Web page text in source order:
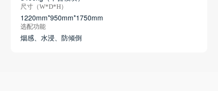
尺寸（W*D*H）
1220mm*950mm*1750mm
选配功能
烟感、水浸、防倾倒